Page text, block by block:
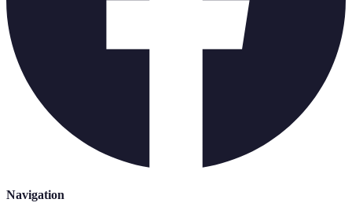
Navigation